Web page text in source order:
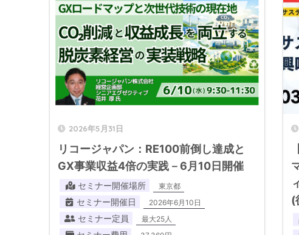
2026年5月31日
リコージャパン：RE100前倒し達成と
GX事業収益4倍の実践－6月10日開催
セミナー開催場所 東京都
セミナー開催日 2026年6月10日
セミナー定員 最大25人
(